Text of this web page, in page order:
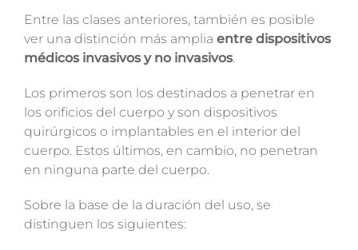
Entre las clases anteriores, también es posible
ver una distinción más amplia entre dispositivos
médicos invasivos y no invasivos.
Los primeros son los destinados a penetrar en
los orificios del cuerpo y son dispositivos
quirúrgicos o implantables en el interior del
cuerpo. Estos últimos, en cambio, no penetran
en ninguna parte del cuerpo.
Sobre la base de la duración del uso, se
distinguen los siguientes: